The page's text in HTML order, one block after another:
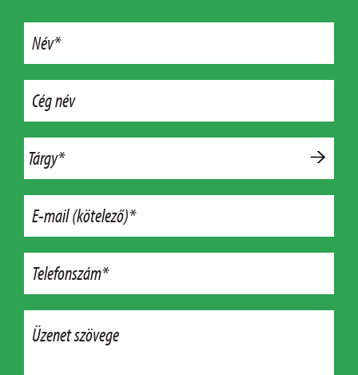
Név*
Cég név
Tárgy*
E-mail (kötelező)*
Telefonszám*
Üzenet szövege